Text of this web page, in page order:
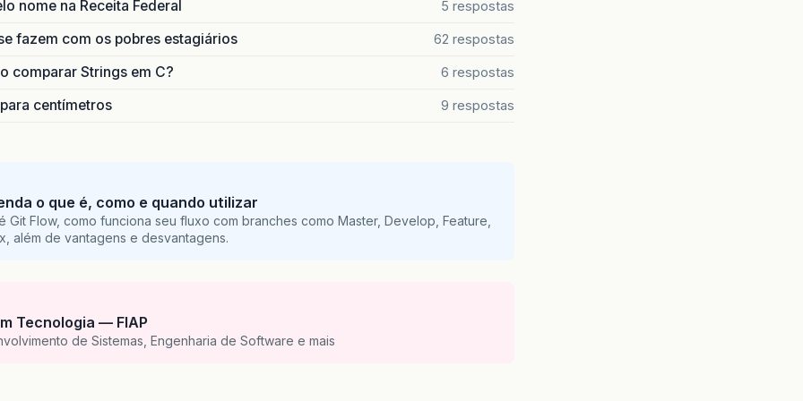
nome na Receita Federal 5 respostas
fazem com os pobres estagiários 62 respostas
comparar Strings em C? 6 respostas
centímetros 9 respostas
o que é, como e quando utilizar
Git Flow, como funciona seu fluxo com branches como Master, Develop, Feature,
além de vantagens e desvantagens.
Tecnologia — FIAP
de Sistemas, Engenharia de Software e mais